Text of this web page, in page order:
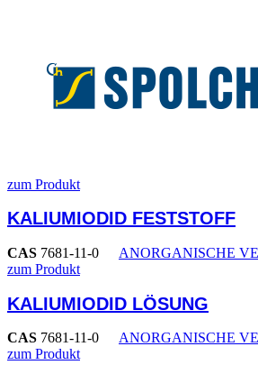
zum Produkt
KALIUMIODID FESTSTOFF
CAS 7681-11-0
ANORGANISCHE
zum Produkt
KALIUMIODID LÖSUNG
CAS 7681-11-0
ANORGANISCHE
zum Produkt